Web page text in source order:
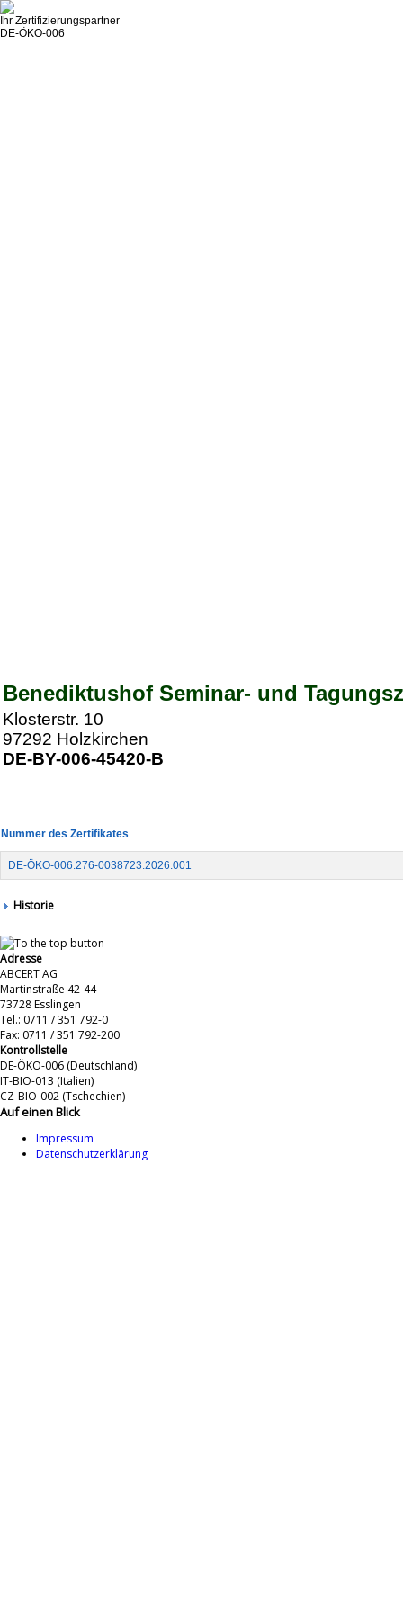
Ihr Zertifizierungspartner
DE-ÖKO-006
Benediktushof Seminar- und
Klosterstr. 10
97292 Holzkirchen
DE-BY-006-45420-B
Nummer des Zertifikates
DE-ÖKO-006.276-0038723.2026.001
Historie
Adresse
ABCERT AG
Martinstraße 42-44
73728 Esslingen
Tel.: 0711 / 351 792-0
Fax: 0711 / 351 792-200
Kontrollstelle
DE-ÖKO-006 (Deutschland)
IT-BIO-013 (Italien)
CZ-BIO-002 (Tschechien)
Auf einen Blick
Impressum
Datenschutzerklärung